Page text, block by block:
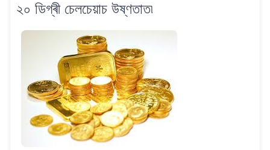
২০ ডিগ্ৰী চেলচেয়াচ উষ্ণতাত৷